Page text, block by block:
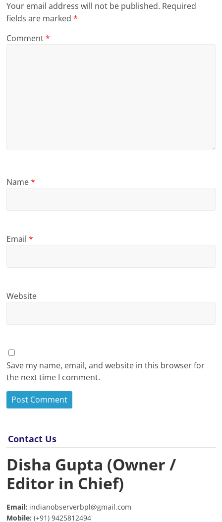
Your email address will not be published. Required
fields are marked*
Comment*
Name*
Email*
Website
Save my name, email, and website in this browser for
the next time I comment.
Contact Us
Disha Gupta (Owner /
Editor in Chief)
Email: indianobserverbpl@gmail.com
Mobile: (+91) 9425812494